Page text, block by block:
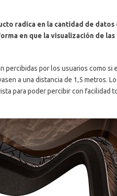
radica en la cantidad de
en que la visualización de
percibidas por los usuarios como si
a una distancia de 1,5 metros.
para poder percibir con facilidad